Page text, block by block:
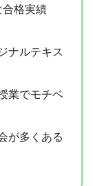
格実績
ナルテキス
業でモチベ
が多くある